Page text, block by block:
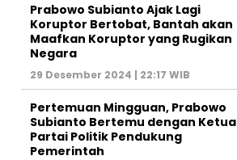
Prabowo Subianto Ajak Lagi
Koruptor Bertobat, Bantah akan
Maafkan Koruptor yang Rugikan
Negara
29 Desember 2024 | 22:17 WIB
Pertemuan Mingguan, Prabowo
Subianto Bertemu dengan Ketua
Partai Politik Pendukung
Pemerintah